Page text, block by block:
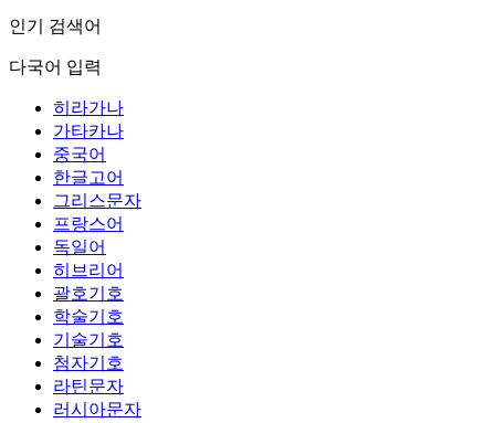
인기 검색어
다국어 입력
히라가나
가타카나
중국어
한글고어
그리스문자
프랑스어
독일어
히브리어
괄호기호
학술기호
기술기호
첨자기호
라틴문자
러시아문자